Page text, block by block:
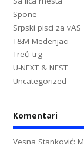
Spone
Srpski pisci za vAS
T&M Medenjaci
Treći trg
U-NEXT & NEST
Uncategorized
Komentari
Vesna Stanković: